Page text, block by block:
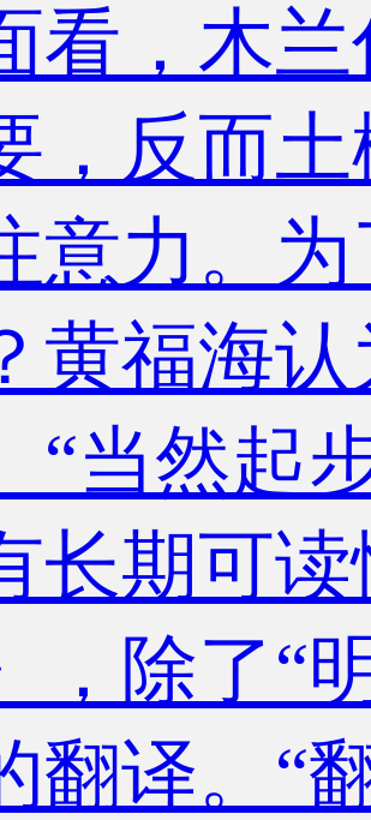
看，木
，反而
意力。
黄福海
“当然起
长期可
，除了“
翻译。“